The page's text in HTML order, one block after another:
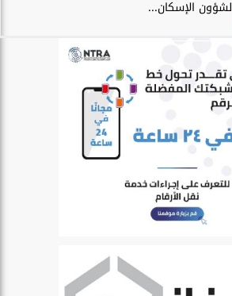
لشؤون الإسكان...